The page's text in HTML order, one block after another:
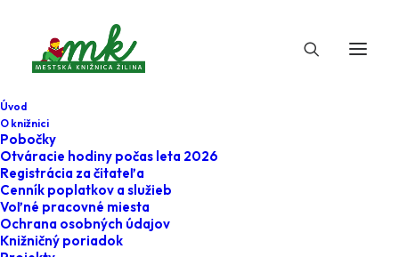
Úvod
O knižnici
Pobočky
Otváracie hodiny počas leta 2026
Registrácia za čitateľa
Cenník poplatkov a služieb
Voľné pracovné miesta
Ochrana osobných údajov
Knižničný poriadok